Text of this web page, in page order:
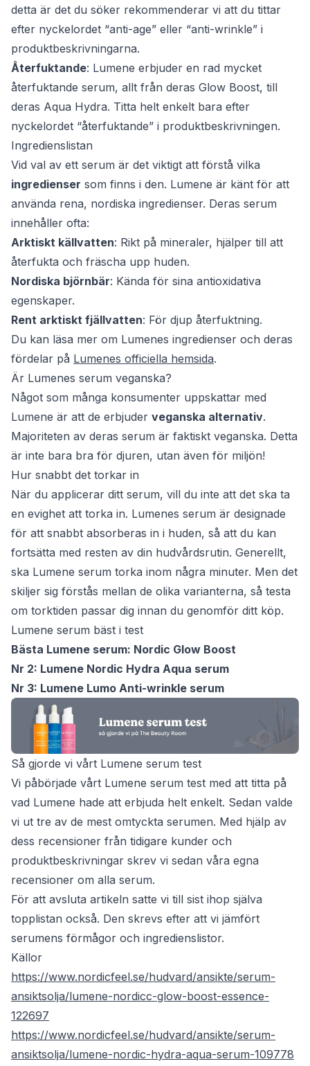
detta är det du söker rekommenderar vi att du tittar
efter nyckelordet “anti-age” eller “anti-wrinkle” i
produktbeskrivningarna.
Återfuktande: Lumene erbjuder en rad mycket
återfuktande serum, allt från deras Glow Boost, till
deras Aqua Hydra. Titta helt enkelt bara efter
nyckelordet “återfuktande” i produktbeskrivningen.
Ingredienslistan
Vid val av ett serum är det viktigt att förstå vilka
ingredienser som finns i den. Lumene är känt för att
använda rena, nordiska ingredienser. Deras serum
innehåller ofta:
Arktiskt källvatten: Rikt på mineraler, hjälper till att
återfukta och fräscha upp huden.
Nordiska björnbär: Kända för sina antioxidativa
egenskaper.
Rent arktiskt fjällvatten: För djup återfuktning.
Du kan läsa mer om Lumenes ingredienser och deras
fördelar på Lumenes officiella hemsida.
Är Lumenes serum veganska?
Något som många konsumenter uppskattar med
Lumene är att de erbjuder veganska alternativ.
Majoriteten av deras serum är faktiskt veganska. Detta
är inte bara bra för djuren, utan även för miljön!
Hur snabbt det torkar in
När du applicerar ditt serum, vill du inte att det ska ta
en evighet att torka in. Lumenes serum är designade
för att snabbt absorberas in i huden, så att du kan
fortsätta med resten av din hudvårdsrutin. Generellt,
ska Lumene serum torka inom några minuter. Men det
skiljer sig förstås mellan de olika varianterna, så testa
om torktiden passar dig innan du genomför ditt köp.
Lumene serum bäst i test
Bästa Lumene serum: Nordic Glow Boost
Nr 2: Lumene Nordic Hydra Aqua serum
Nr 3: Lumene Lumo Anti-wrinkle serum
Så gjorde vi vårt Lumene serum test
Vi påbörjade vårt Lumene serum test med att titta på
vad Lumene hade att erbjuda helt enkelt. Sedan valde
vi ut tre av de mest omtyckta serumen. Med hjälp av
dess recensioner från tidigare kunder och
produktbeskrivningar skrev vi sedan våra egna
recensioner om alla serum.
För att avsluta artikeln satte vi till sist ihop själva
topplistan också. Den skrevs efter att vi jämfört
serumens förmågor och ingredienslistor.
Källor
https://www.nordicfeel.se/hudvard/ansikte/serum-
ansiktsolja/lumene-nordicc-glow-boost-essence-
122697
https://www.nordicfeel.se/hudvard/ansikte/serum-
ansiktsolja/lumene-nordic-hydra-aqua-serum-109778